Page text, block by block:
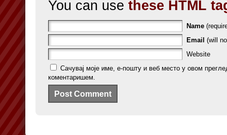
You can use these HTML
Name
Email (will
Website
Сачувај моје име, е-пошту и веб место у овом
коментаришем.